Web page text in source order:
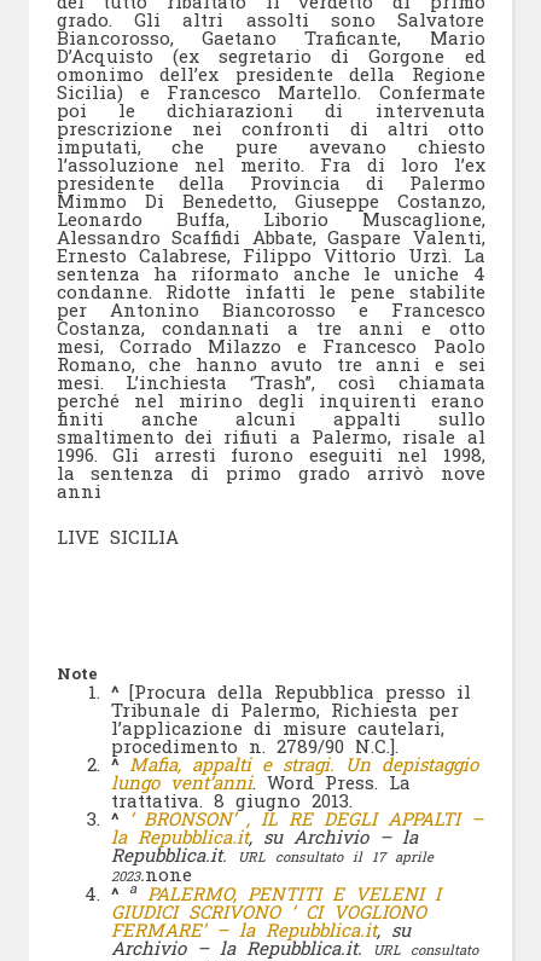
grado. Gli altri assolti sono Salvatore
Biancorosso, Gaetano Traficante, Mario
D’Acquisto (ex segretario di Gorgone ed
omonimo dell’ex presidente della Regione
Sicilia) e Francesco Martello. Confermate
poi le dichiarazioni di intervenuta
prescrizione nei confronti di altri otto
imputati, che pure avevano chiesto
l’assoluzione nel merito. Fra di loro l’ex
presidente della Provincia di Palermo
Mimmo Di Benedetto, Giuseppe Costanzo,
Leonardo Buffa, Liborio Muscaglione,
Alessandro Scaffidi Abbate, Gaspare Valenti,
Ernesto Calabrese, Filippo Vittorio Urzì. La
sentenza ha riformato anche le uniche 4
condanne. Ridotte infatti le pene stabilite
per Antonino Biancorosso e Francesco
Costanza, condannati a tre anni e otto
mesi, Corrado Milazzo e Francesco Paolo
Romano, che hanno avuto tre anni e sei
mesi. L’inchiesta ‘Trash”, così chiamata
perché nel mirino degli inquirenti erano
finiti anche alcuni appalti sullo
smaltimento dei rifiuti a Palermo, risale al
1996. Gli arresti furono eseguiti nel 1998,
la sentenza di primo grado arrivò nove
anni
LIVE SICILIA
Note
^ [Procura della Repubblica presso il
Tribunale di Palermo, Richiesta per
l’applicazione di misure cautelari,
procedimento n. 2789/90 N.C.].
^ Mafia, appalti e stragi. Un depistaggio
lungo vent’anni. Word Press. La
trattativa. 8 giugno 2013.
^ ‘ BRONSON’ , IL RE DEGLI APPALTI –
la Repubblica.it, su Archivio – la
Repubblica.it.
URL consultato il 17 aprile
2023.none
^
a PALERMO, PENTITI E VELENI I
GIUDICI SCRIVONO ‘ CI VOGLIONO
FERMARE’ – la Repubblica.it, su
Archivio – la Repubblica.it.
URL consultato